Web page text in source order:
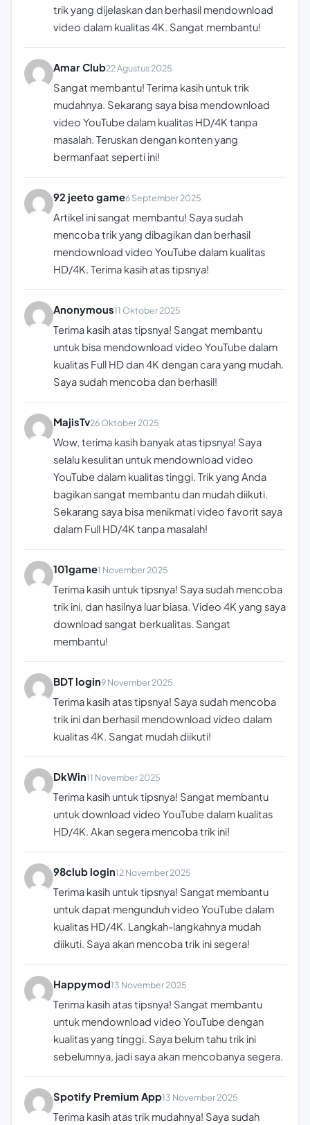
trik yang dijelaskan dan berhasil mendownload
video dalam kualitas 4K. Sangat membantu!
Amar Club22 Agustus 2025
Sangat membantu! Terima kasih untuk trik
mudahnya. Sekarang saya bisa mendownload
video YouTube dalam kualitas HD/4K tanpa
masalah. Teruskan dengan konten yang
bermanfaat seperti ini!
92 jeeto game6 September 2025
Artikel ini sangat membantu! Saya sudah
mencoba trik yang dibagikan dan berhasil
mendownload video YouTube dalam kualitas
HD/4K. Terima kasih atas tipsnya!
Anonymous11 Oktober 2025
Terima kasih atas tipsnya! Sangat membantu
untuk bisa mendownload video YouTube dalam
kualitas Full HD dan 4K dengan cara yang mudah.
Saya sudah mencoba dan berhasil!
MajisTv26 Oktober 2025
Wow, terima kasih banyak atas tipsnya! Saya
selalu kesulitan untuk mendownload video
YouTube dalam kualitas tinggi. Trik yang Anda
bagikan sangat membantu dan mudah diikuti.
Sekarang saya bisa menikmati video favorit saya
dalam Full HD/4K tanpa masalah!
101game1 November 2025
Terima kasih untuk tipsnya! Saya sudah mencoba
trik ini, dan hasilnya luar biasa. Video 4K yang saya
download sangat berkualitas. Sangat
membantu!
BDT login9 November 2025
Terima kasih atas tipsnya! Saya sudah mencoba
trik ini dan berhasil mendownload video dalam
kualitas 4K. Sangat mudah diikuti!
DkWin11 November 2025
Terima kasih untuk tipsnya! Sangat membantu
untuk download video YouTube dalam kualitas
HD/4K. Akan segera mencoba trik ini!
98club login12 November 2025
Terima kasih untuk tipsnya! Sangat membantu
untuk dapat mengunduh video YouTube dalam
kualitas HD/4K. Langkah-langkahnya mudah
diikuti. Saya akan mencoba trik ini segera!
Happymod13 November 2025
Terima kasih atas tipsnya! Sangat membantu
untuk mendownload video YouTube dengan
kualitas yang tinggi. Saya belum tahu trik ini
sebelumnya, jadi saya akan mencobanya segera.
Spotify Premium App13 November 2025
Terima kasih atas trik mudahnya! Saya sudah